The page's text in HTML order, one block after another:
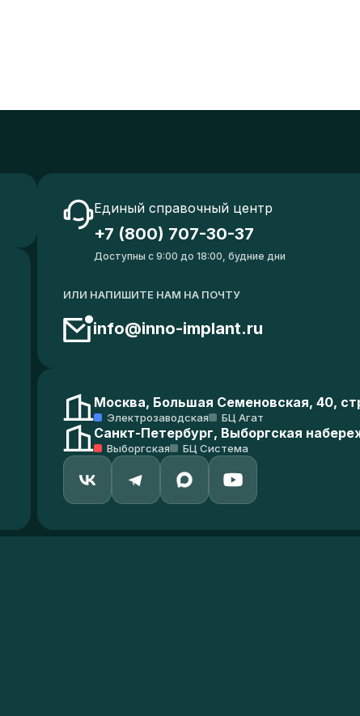
Единый справочный центр
+7 (800) 707-30-37
Доступны с 9:00 до 18:00, будние дни
ИЛИ НАПИШИТЕ НАМ НА ПОЧТУ
info@inno-implant.ru
Москва, Большая Семеновская, 40,
Электрозаводская БЦ Агат
Санкт-Петербург, Выборгская
Выборгская БЦ Система